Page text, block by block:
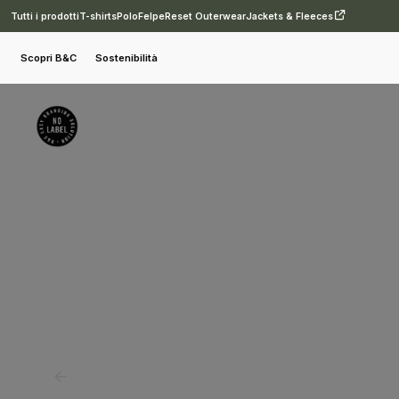
Tutti i prodottiT-shirtsPoloFelpeReset OuterwearJackets & Fleeces
Scopri B&C Sostenibilità